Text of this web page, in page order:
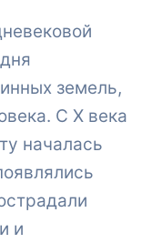
земель,
С X века
началась
и